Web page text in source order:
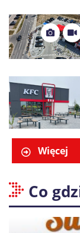
Więcej
Co